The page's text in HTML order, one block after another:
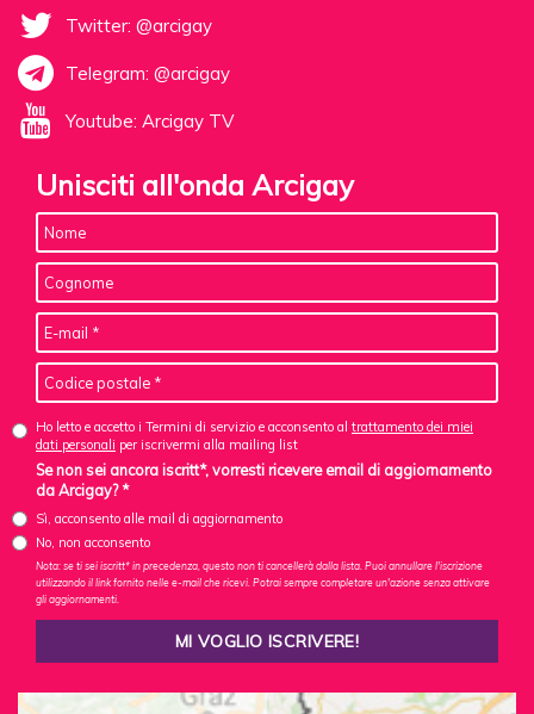
Twitter: @arcigay
Telegram: @arcigay
Youtube: Arcigay TV
Unisciti all'onda Arcigay
Ho letto e accetto i Termini di servizio e acconsento al trattamento dei miei
dati personali per iscrivermi alla mailing list
Se non sei ancora iscritt*, vorresti ricevere email di aggiornamento
da Arcigay? *
Sì, acconsento alle mail di aggiornamento
No, non acconsento
Nota: se ti sei iscritt* in precedenza, questo non ti cancellerà dalla lista. Puoi annullare l'iscrizione
utilizzando il link fornito nelle e-mail che ricevi. Potrai sempre completare un'azione senza attivare
gli aggiornamenti.